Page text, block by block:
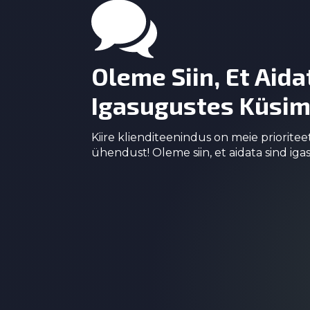
Oleme Siin, Et
Igasugustes
Kiire klienditeenindus on meie
ühendust! Oleme siin, et aidata sind